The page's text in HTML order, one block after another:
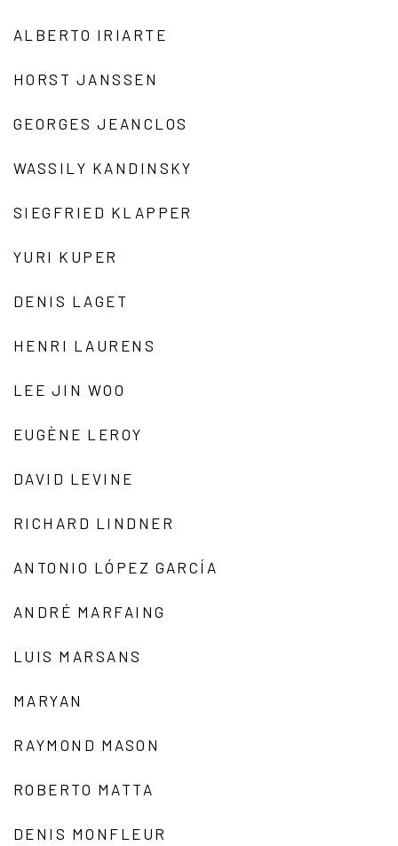
ALBERTO IRIARTE
HORST JANSSEN
GEORGES JEANCLOS
WASSILY KANDINSKY
SIEGFRIED KLAPPER
YURI KUPER
DENIS LAGET
HENRI LAURENS
LEE JIN WOO
EUGÈNE LEROY
DAVID LEVINE
RICHARD LINDNER
ANTONIO LÓPEZ GARCÍA
ANDRÉ MARFAING
LUIS MARSANS
MARYAN
RAYMOND MASON
ROBERTO MATTA
DENIS MONFLEUR